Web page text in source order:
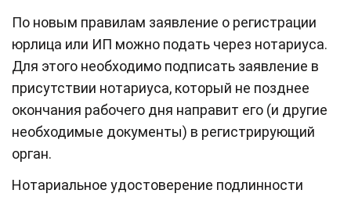
По новым правилам заявление о регистрации
юрлица или ИП можно подать через нотариуса.
Для этого необходимо подписать заявление в
присутствии нотариуса, который не позднее
окончания рабочего дня направит его (и другие
необходимые документы) в регистрирующий
орган.
Нотариальное удостоверение подлинности